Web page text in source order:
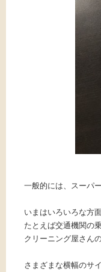
一般的には、スーパ
いまはいろいろな方
たとえば交通機関の
クリーニング屋さん
さまざまな横幅のサ